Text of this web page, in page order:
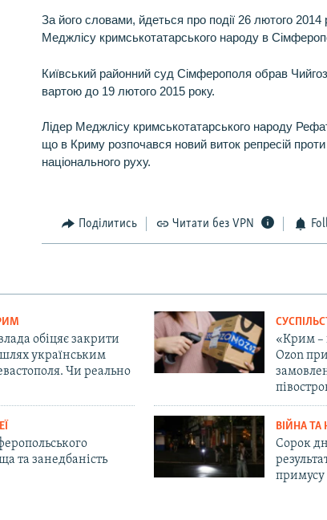
За його словами, йдеться про події 26 лютого 2014
Меджлісу кримськотатарського народу в
Київський районний суд Сімферополя обрав
вартою до 19 лютого 2015 року.
Лідер Меджлісу кримськотатарського народу
що в Криму розпочався новий виток репресій проти
національного руху.
Поділитись Читати без VPN
обіцяє закрити
українським
Чи реально
«Крим –
Ozon
та занедбаність
ВІЙНА
Сорок
примусу